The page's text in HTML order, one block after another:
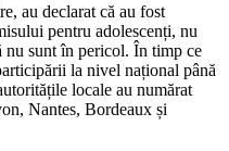
au declarat că au fost
pentru adolescenți, nu
nu sunt în pericol. În timp ce
la nivel național până
locale au numărat
Nantes, Bordeaux și